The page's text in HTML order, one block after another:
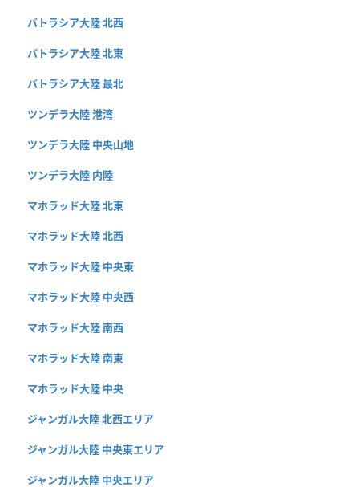
バトラシア大陸 北西
バトラシア大陸 北東
バトラシア大陸 最北
ツンデラ大陸 港湾
ツンデラ大陸 中央山地
ツンデラ大陸 内陸
マホラッド大陸 北東
マホラッド大陸 北西
マホラッド大陸 中央東
マホラッド大陸 中央西
マホラッド大陸 南西
マホラッド大陸 南東
マホラッド大陸 中央
ジャンガル大陸 北西エリア
ジャンガル大陸 中央東エリア
ジャンガル大陸 中央エリア